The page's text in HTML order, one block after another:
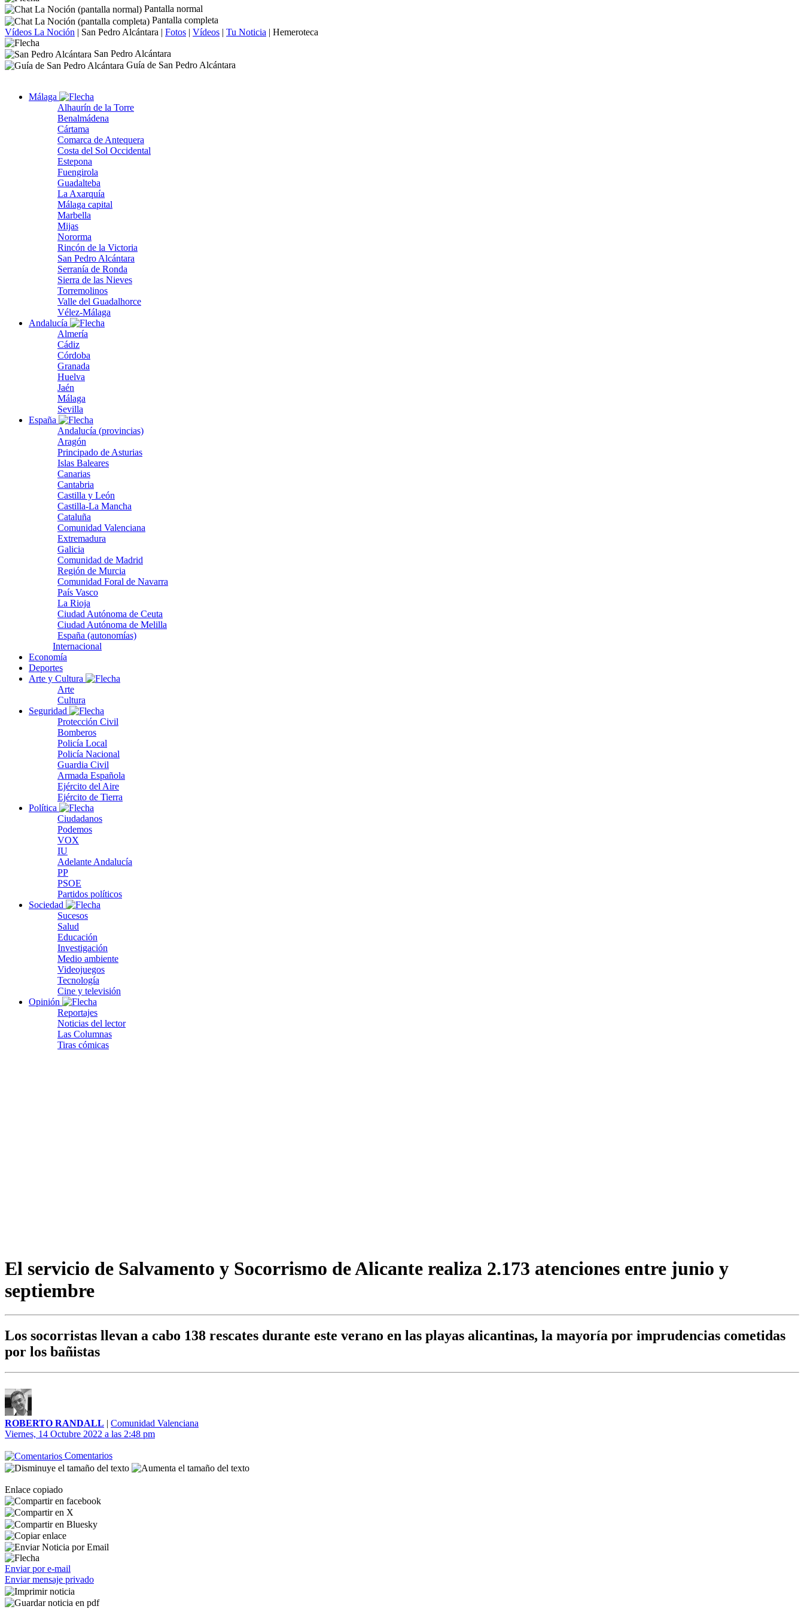
Pantalla normal
Pantalla completa
Vídeos La Noción | San Pedro Alcántara | Fotos | Vídeos | Tu Noticia | Hemeroteca
San Pedro Alcántara
Guía de San Pedro Alcántara
Málaga
Alhaurín de la Torre
Benalmádena
Cártama
Comarca de Antequera
Costa del Sol Occidental
Estepona
Fuengirola
Guadalteba
La Axarquía
Málaga capital
Marbella
Mijas
Nororma
Rincón de la Victoria
San Pedro Alcántara
Serranía de Ronda
Sierra de las Nieves
Torremolinos
Valle del Guadalhorce
Vélez-Málaga
Andalucía
Almería
Cádiz
Córdoba
Granada
Huelva
Jaén
Málaga
Sevilla
España
Andalucía (provincias)
Aragón
Principado de Asturias
Islas Baleares
Canarias
Cantabria
Castilla y León
Castilla-La Mancha
Cataluña
Comunidad Valenciana
Extremadura
Galicia
Comunidad de Madrid
Región de Murcia
Comunidad Foral de Navarra
País Vasco
La Rioja
Ciudad Autónoma de Ceuta
Ciudad Autónoma de Melilla
España (autonomías)
Internacional
Economía
Deportes
Arte y Cultura
Arte
Cultura
Seguridad
Protección Civil
Bomberos
Policía Local
Policía Nacional
Guardia Civil
Armada Española
Ejército del Aire
Ejército de Tierra
Política
Ciudadanos
Podemos
VOX
IU
Adelante Andalucía
PP
PSOE
Partidos políticos
Sociedad
Sucesos
Salud
Educación
Investigación
Medio ambiente
Videojuegos
Tecnología
Cine y televisión
Opinión
Reportajes
Noticias del lector
Las Columnas
Tiras cómicas
El servicio de Salvamento y Socorrismo de Alicante realiza 2.173 atenciones entre junio y
septiembre
Los socorristas llevan a cabo 138 rescates durante este verano en las playas alicantinas, la mayoría por imprudencias cometidas
por los bañistas
ROBERTO RANDALL | Comunidad Valenciana
Viernes, 14 Octubre 2022 a las 2:48 pm
Comentarios
Enlace copiado
Enviar por e-mail
Enviar mensaje privado